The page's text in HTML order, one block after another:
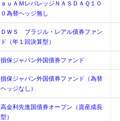
ａｕＡＭレバレッジＮＡＳＤＡＱ１０
０為替ヘッジ無し
ＤＷＳ ブラジル・レアル債券ファン
ド（年１回決算型）
損保ジャパン外国債券ファンド
損保ジャパン外国債券ファンド（為替
ヘッジなし）
高金利先進国債券オープン（資産成長
型）